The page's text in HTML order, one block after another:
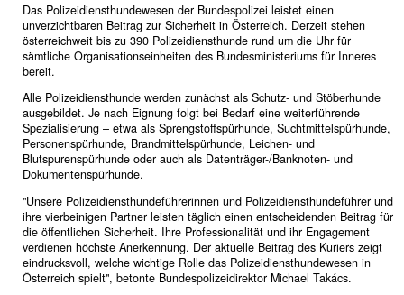
Das Polizeidiensthundewesen der Bundespolizei leistet einen
unverzichtbaren Beitrag zur Sicherheit in Österreich. Derzeit stehen
österreichweit bis zu 390 Polizeidiensthunde rund um die Uhr für
sämtliche Organisationseinheiten des Bundesministeriums für Inneres
bereit.
Alle Polizeidiensthunde werden zunächst als Schutz- und Stöberhunde
ausgebildet. Je nach Eignung folgt bei Bedarf eine weiterführende
Spezialisierung – etwa als Sprengstoffspürhunde, Suchtmittelspürhunde,
Personenspürhunde, Brandmittelspürhunde, Leichen- und
Blutspurenspürhunde oder auch als Datenträger-/Banknoten- und
Dokumentenspürhunde.
"Unsere Polizeidiensthundeführerinnen und Polizeidiensthundeführer und
ihre vierbeinigen Partner leisten täglich einen entscheidenden Beitrag für
die öffentlichen Sicherheit. Ihre Professionalität und ihr Engagement
verdienen höchste Anerkennung. Der aktuelle Beitrag des Kuriers zeigt
eindrucksvoll, welche wichtige Rolle das Polizeidiensthundewesen in
Österreich spielt", betonte Bundespolizeidirektor Michael Takács.